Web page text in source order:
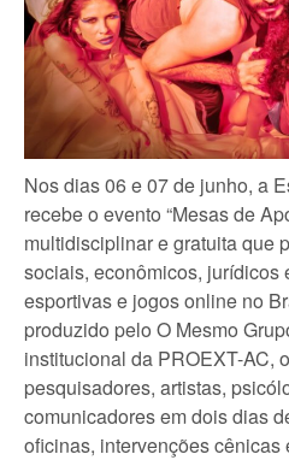
Nos dias 06 e 07 de junho, a
recebe o evento “Mesas de
multidisciplinar e gratuita que
sociais, econômicos, jurídicos
esportivas e jogos online no
produzido pelo O Mesmo
institucional da PROEXT-AC,
pesquisadores, artistas,
comunicadores em dois dias
oficinas, intervenções cênicas